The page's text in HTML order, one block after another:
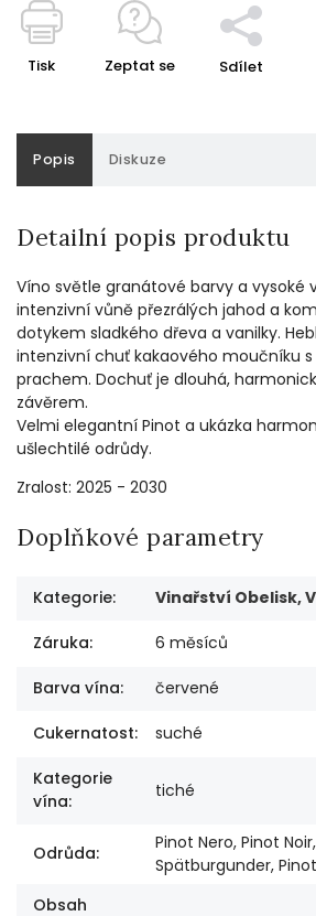
Tisk Zeptat se Sdílet
Popis Diskuze
Detailní popis produktu
Víno světle granátové barvy a vysoké
intenzivní vůně přezrálých jahod a
dotykem sladkého dřeva a vanilky.
intenzivní chuť kakaového moučníku
prachem. Dochuť je dlouhá,
závěrem.
Velmi elegantní Pinot a ukázka
ušlechtilé odrůdy.
Zralost: 2025 - 2030
Doplňkové parametry
Kategorie: Vinařství Obelisk,
Záruka: 6 měsíců
Barva vína: červené
Cukernatost: suché
Kategorie
vína: tiché
Odrůda:
Pinot Nero, Pinot
Spätburgunder,
Obsah